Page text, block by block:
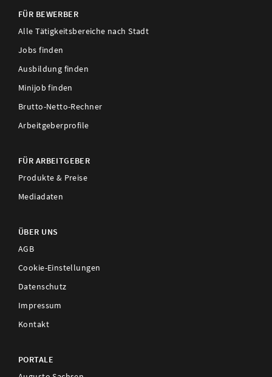
FÜR BEWERBER
Alle Tätigkeitsbereiche nach Stadt
Jobs finden
Ausbildung finden
Minijob finden
Brutto-Netto-Rechner
Arbeitgeberprofile
FÜR ARBEITGEBER
Produkte & Preise
Mediadaten
ÜBER UNS
AGB
Cookie-Einstellungen
Datenschutz
Impressum
Kontakt
PORTALE